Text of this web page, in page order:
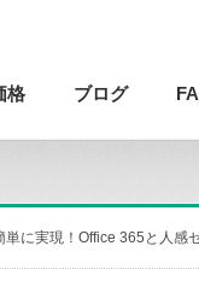
格 ブログ
単に実現！Office 365と人感